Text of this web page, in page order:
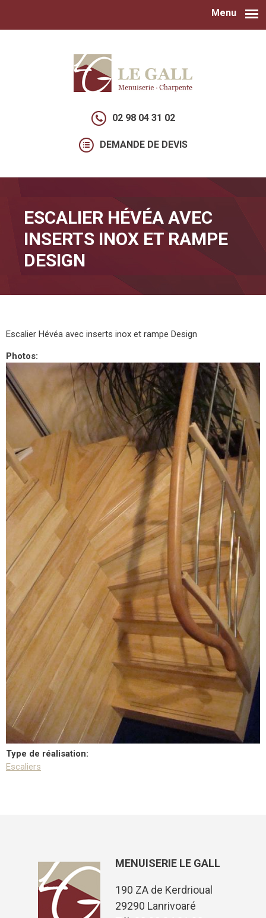
Menu
02 98 04 31 02
DEMANDE DE DEVIS
ESCALIER HÉVÉA AVEC
INSERTS INOX ET RAMPE
DESIGN
Escalier Hévéa avec inserts inox et rampe Design
Photos:
Type de réalisation:
Escaliers
MENUISERIE LE GALL
190 ZA de Kerdrioual
29290 Lanrivoaré